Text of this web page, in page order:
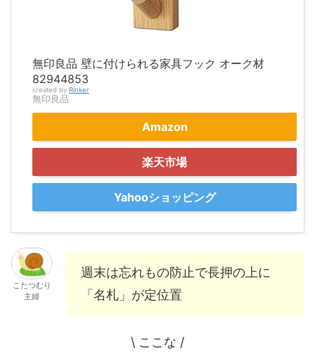
無印良品 壁に付けられる家具フック オーク材
82944853
created by Rinker
無印良品
Amazon
楽天市場
Yahooショッピング
こたつむり
主婦
週末は忘れもの防止で長押の上に
「名札」が定位置
\ ここな /